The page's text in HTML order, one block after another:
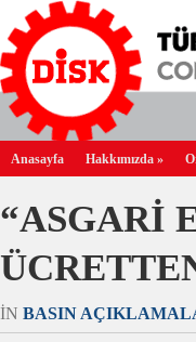
Anasayfa Hakkımızda »
“ASGARİ
IN BASIN